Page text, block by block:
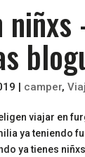
| camper,
viajar en
ya teniendo
ya tienes